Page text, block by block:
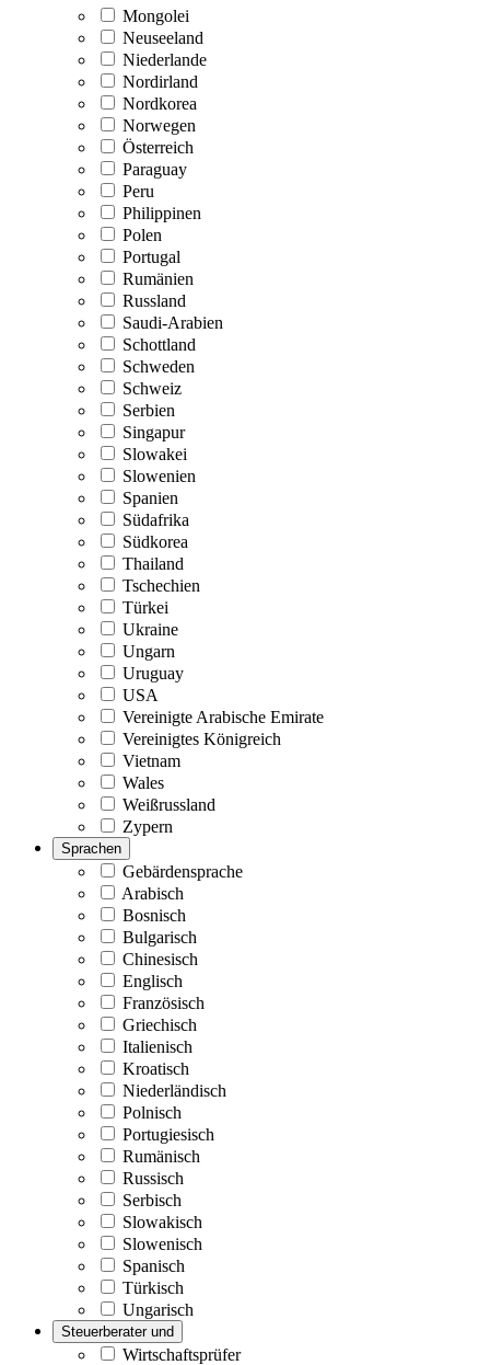
Mongolei
Neuseeland
Niederlande
Nordirland
Nordkorea
Norwegen
Österreich
Paraguay
Peru
Philippinen
Polen
Portugal
Rumänien
Russland
Saudi-Arabien
Schottland
Schweden
Schweiz
Serbien
Singapur
Slowakei
Slowenien
Spanien
Südafrika
Südkorea
Thailand
Tschechien
Türkei
Ukraine
Ungarn
Uruguay
USA
Vereinigte Arabische Emirate
Vereinigtes Königreich
Vietnam
Wales
Weißrussland
Zypern
Sprachen
Gebärdensprache
Arabisch
Bosnisch
Bulgarisch
Chinesisch
Englisch
Französisch
Griechisch
Italienisch
Kroatisch
Niederländisch
Polnisch
Portugiesisch
Rumänisch
Russisch
Serbisch
Slowakisch
Slowenisch
Spanisch
Türkisch
Ungarisch
Steuerberater und
Wirtschaftsprüfer